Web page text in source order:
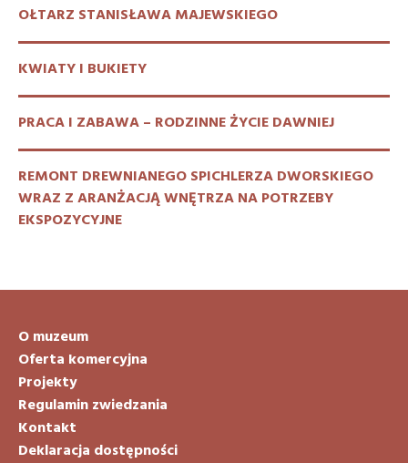
OŁTARZ STANISŁAWA MAJEWSKIEGO
KWIATY I BUKIETY
PRACA I ZABAWA – RODZINNE ŻYCIE DAWNIEJ
REMONT DREWNIANEGO SPICHLERZA DWORSKIEGO
WRAZ Z ARANŻACJĄ WNĘTRZA NA POTRZEBY
EKSPOZYCYJNE
O muzeum
Oferta komercyjna
Projekty
Regulamin zwiedzania
Kontakt
Deklaracja dostępności